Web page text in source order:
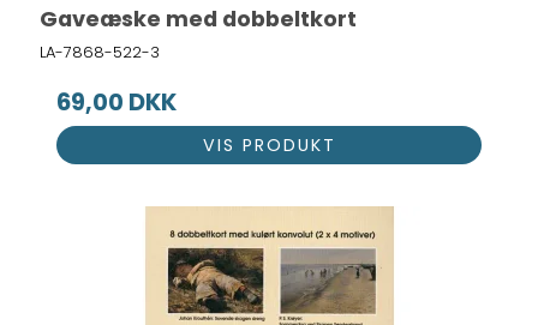
Gaveæske med dobbeltkort
LA-7868-522-3
69,00 DKK
VIS PRODUKT